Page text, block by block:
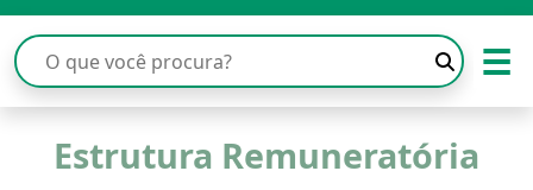
☰
Estrutura Remuneratória